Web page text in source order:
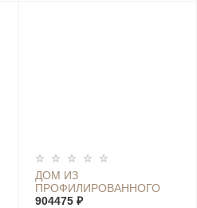
ДОМ ИЗ
ПРОФИЛИРОВАННОГО
БРУСА ЛУИЗА 6.5М Х 4.5М
904475 ₽